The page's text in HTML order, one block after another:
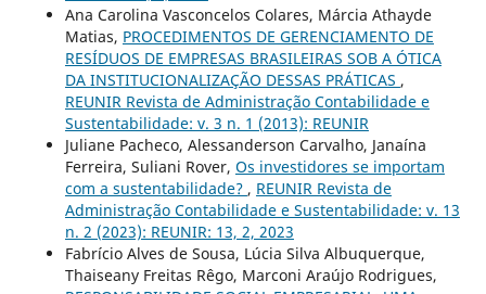
Ana Carolina Vasconcelos Colares, Márcia Athayde
Matias, PROCEDIMENTOS DE GERENCIAMENTO DE
RESÍDUOS DE EMPRESAS BRASILEIRAS SOB A ÓTICA
DA INSTITUCIONALIZAÇÃO DESSAS PRÁTICAS ,
REUNIR Revista de Administração Contabilidade e
Sustentabilidade: v. 3 n. 1 (2013): REUNIR
Juliane Pacheco, Alessanderson Carvalho, Janaína
Ferreira, Suliani Rover, Os investidores se importam
com a sustentabilidade? , REUNIR Revista de
Administração Contabilidade e Sustentabilidade: v. 13
n. 2 (2023): REUNIR: 13, 2, 2023
Fabrício Alves de Sousa, Lúcia Silva Albuquerque,
Thaiseany Freitas Rêgo, Marconi Araújo Rodrigues,